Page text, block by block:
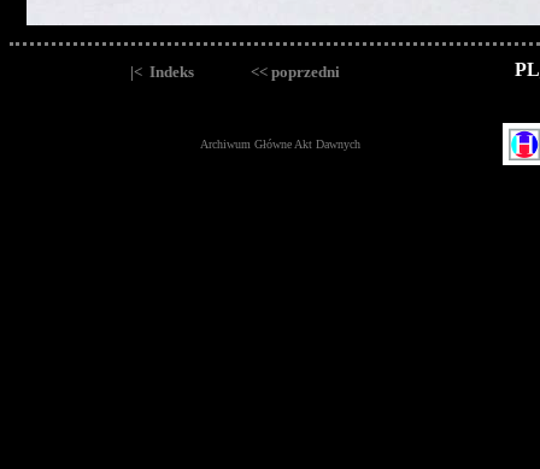
|< Indeks << poprzedni
Archiwum Główne Akt Dawnych